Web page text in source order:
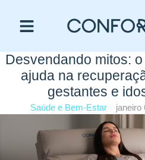
Desvendando mitos:
ajuda na
gestantes e
Saúde e Bem-Estar janeiro